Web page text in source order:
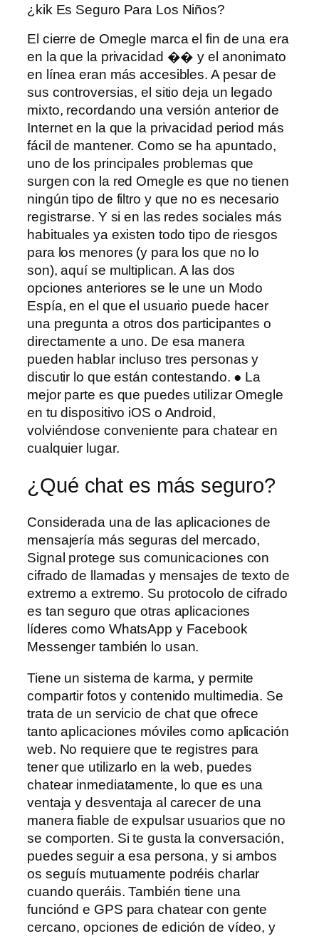
¿kik Es Seguro Para Los Niños?
El cierre de Omegle marca el fin de una era
en la que la privacidad �� y el anonimato
en línea eran más accesibles. A pesar de
sus controversias, el sitio deja un legado
mixto, recordando una versión anterior de
Internet en la que la privacidad period más
fácil de mantener. Como se ha apuntado,
uno de los principales problemas que
surgen con la red Omegle es que no tienen
ningún tipo de filtro y que no es necesario
registrarse. Y si en las redes sociales más
habituales ya existen todo tipo de riesgos
para los menores (y para los que no lo
son), aquí se multiplican. A las dos
opciones anteriores se le une un Modo
Espía, en el que el usuario puede hacer
una pregunta a otros dos participantes o
directamente a uno. De esa manera
pueden hablar incluso tres personas y
discutir lo que están contestando. ● La
mejor parte es que puedes utilizar Omegle
en tu dispositivo iOS o Android,
volviéndose conveniente para chatear en
cualquier lugar.
¿Qué chat es más seguro?
Considerada una de las aplicaciones de
mensajería más seguras del mercado,
Signal protege sus comunicaciones con
cifrado de llamadas y mensajes de texto de
extremo a extremo. Su protocolo de cifrado
es tan seguro que otras aplicaciones
líderes como WhatsApp y Facebook
Messenger también lo usan.
Tiene un sistema de karma, y permite
compartir fotos y contenido multimedia. Se
trata de un servicio de chat que ofrece
tanto aplicaciones móviles como aplicación
web. No requiere que te registres para
tener que utilizarlo en la web, puedes
chatear inmediatamente, lo que es una
ventaja y desventaja al carecer de una
manera fiable de expulsar usuarios que no
se comporten. Si te gusta la conversación,
puedes seguir a esa persona, y si ambos
os seguís mutuamente podréis charlar
cuando queráis. También tiene una
funciónd e GPS para chatear con gente
cercano, opciones de edición de vídeo, y